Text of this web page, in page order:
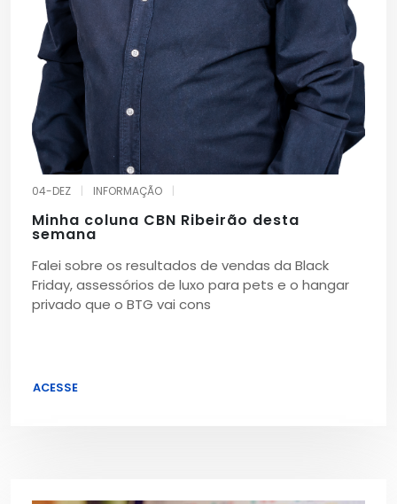
04-DEZ INFORMAÇÃO
Minha coluna CBN Ribeirão desta
semana
Falei sobre os resultados de vendas da Black
Friday, assessórios de luxo para pets e o hangar
privado que o BTG vai cons
ACESSE